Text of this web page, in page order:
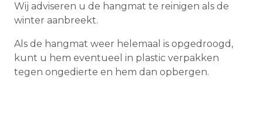
Wij adviseren u de hangmat te reinigen als de
winter aanbreekt.
Als de hangmat weer helemaal is opgedroogd,
kunt u hem eventueel in plastic verpakken
tegen ongedierte en hem dan opbergen.